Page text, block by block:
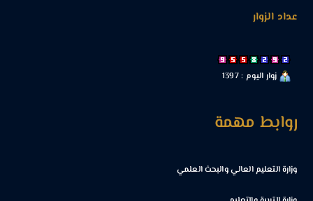
عداد الزوار
زوار اليوم : 1397
روابط مهمة
وزارة التعليم العالي والبحث العلمي